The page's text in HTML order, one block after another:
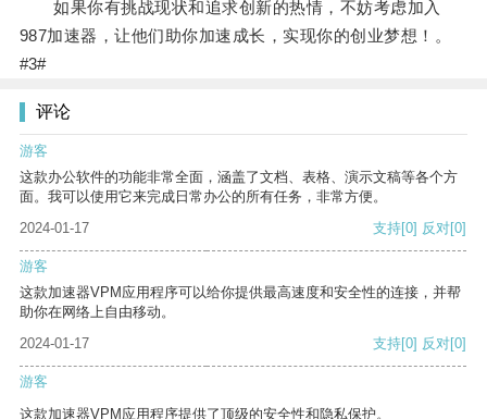
如果你有挑战现状和追求创新的热情，不妨考虑加入
987加速器，让他们助你加速成长，实现你的创业梦想！。
#3#
评论
游客
这款办公软件的功能非常全面，涵盖了文档、表格、演示文稿等各个方
面。我可以使用它来完成日常办公的所有任务，非常方便。
2024-01-17
支持[0] 反对[0]
游客
这款加速器VPM应用程序可以给你提供最高速度和安全性的连接，并帮
助你在网络上自由移动。
2024-01-17
支持[0] 反对[0]
游客
这款加速器VPM应用程序提供了顶级的安全性和隐私保护。